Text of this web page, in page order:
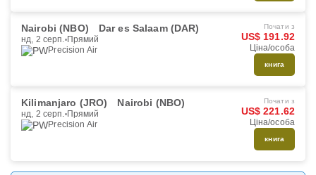
Nairobi (NBO) Dar es Salaam (DAR)
нд, 2 серп. Прямий
Precision Air
Почати з
US$ 191.92
Ціна/особа
книга
Kilimanjaro (JRO) Nairobi (NBO)
нд, 2 серп. Прямий
Precision Air
Почати з
US$ 221.62
Ціна/особа
книга